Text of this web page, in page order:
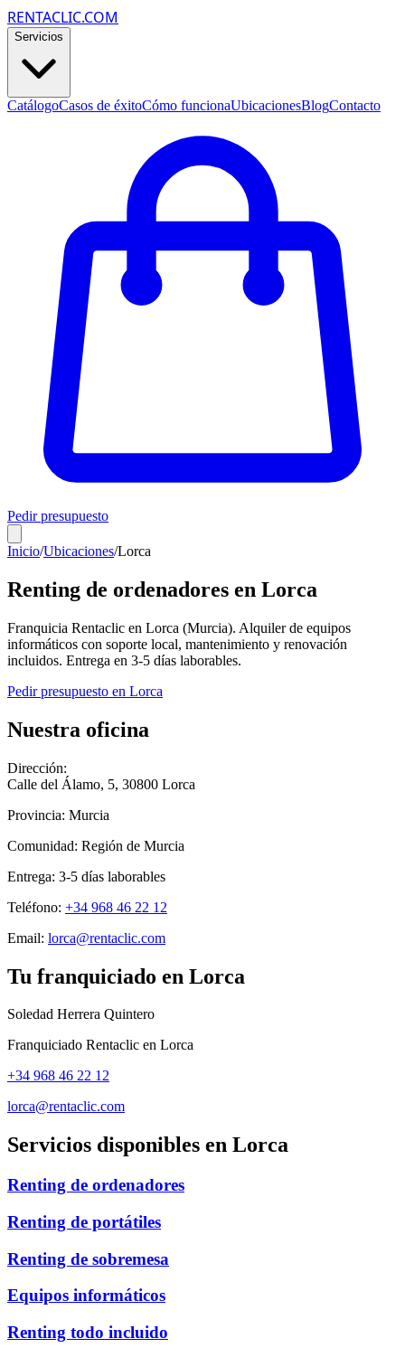
RENTACLIC.COM
Servicios
CatálogoCasos de éxitoCómo funcionaUbicacionesBlogContacto
Pedir presupuesto
Inicio/Ubicaciones/Lorca
Renting de ordenadores en Lorca
Franquicia Rentaclic en Lorca (Murcia). Alquiler de equipos
informáticos con soporte local, mantenimiento y renovación
incluidos. Entrega en 3-5 días laborables.
Pedir presupuesto en Lorca
Nuestra oficina
Dirección:
Calle del Álamo, 5, 30800 Lorca
Provincia: Murcia
Comunidad: Región de Murcia
Entrega: 3-5 días laborables
Teléfono: +34 968 46 22 12
Email: lorca@rentaclic.com
Tu franquiciado en Lorca
Soledad Herrera Quintero
Franquiciado Rentaclic en Lorca
+34 968 46 22 12
lorca@rentaclic.com
Servicios disponibles en Lorca
Renting de ordenadores
Renting de portátiles
Renting de sobremesa
Equipos informáticos
Renting todo incluido